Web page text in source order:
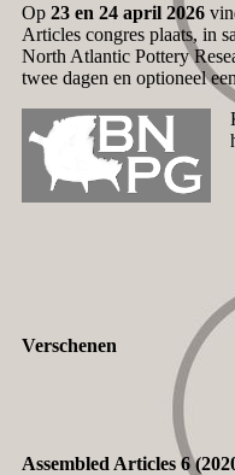
Op23 en 24 april 2026
Articles congres plaats, in
North Atlantic Pottery
twee dagen en optioneel
Verschenen
Assembled Articles 6